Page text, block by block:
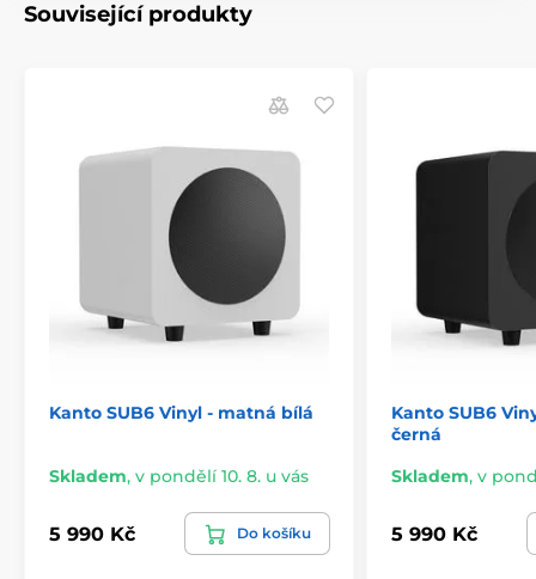
Související produkty
Kanto SUB6 Vinyl - matná bílá
Skladem, v pondělí 10. 8. u vás
5 990 Kč Do košíku
Kanto SUB6
černá
Skladem, v
5 990 Kč